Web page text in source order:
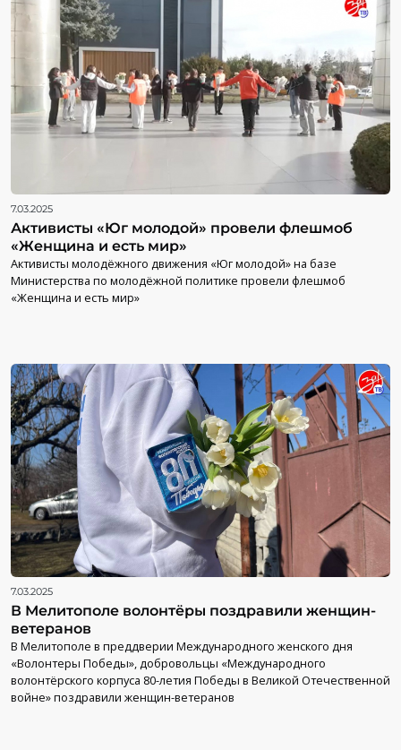
7.03.2025
Активисты «Юг молодой» провели флешмоб
«Женщина и есть мир»
Активисты молодёжного движения «Юг молодой» на базе
Министерства по молодёжной политике провели флешмоб
«Женщина и есть мир»
7.03.2025
В Мелитополе волонтёры поздравили женщин-
ветеранов
В Мелитополе в преддверии Международного женского дня
«Волонтеры Победы», добровольцы «Международного
волонтёрского корпуса 80-летия Победы в Великой Отечественной
войне» поздравили женщин-ветеранов